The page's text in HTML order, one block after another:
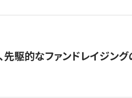
先駆的なファンドレイジン